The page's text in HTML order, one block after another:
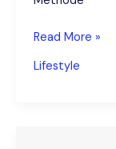
XMLRPC:
Sicherheit
Read More »
Lifestyle